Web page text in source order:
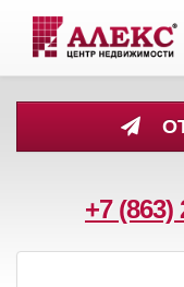
+7 (863)